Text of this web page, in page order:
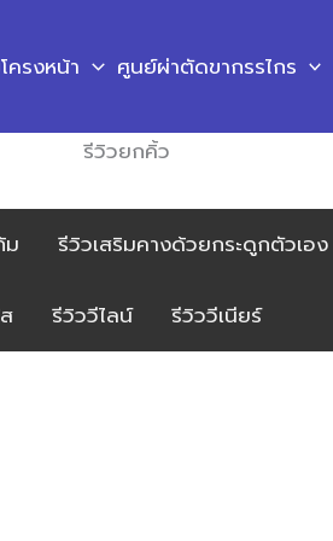
ครงหน้า ศูนย์ผ่าตัดขากรรไกร
รีวิวยกคิ้ว
ม รีวิวเสริมคางด้วยกระดูกตัวเอง
รีวิววีไลน์ รีวิววีเนียร์